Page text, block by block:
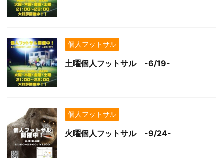
個人フットサル
土曜個人フットサル -6/19-
個人フットサル
火曜個人フットサル -9/24-